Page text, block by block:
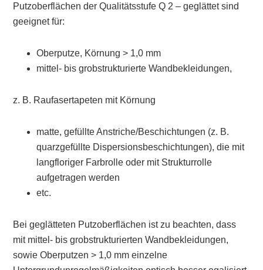
Putzoberflächen der Qualitätsstufe Q 2 – geglättet sind
geeignet für:
Oberputze, Körnung > 1,0 mm
mittel- bis grobstrukturierte Wandbekleidungen,
z. B. Raufasertapeten mit Körnung
matte, gefüllte Anstriche/Beschichtungen (z. B.
quarzgefüllte Dispersionsbeschichtungen), die mit
langfloriger Farbrolle oder mit Strukturrolle
aufgetragen werden
etc.
Bei geglätteten Putzoberflächen ist zu beachten, dass
mit mittel- bis grobstrukturierten Wandbekleidungen,
sowie Oberputzen > 1,0 mm einzelne